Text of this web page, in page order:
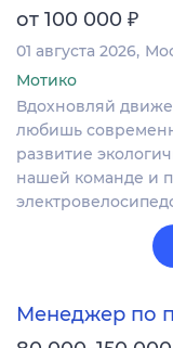
от 100 000 ₽
01 августа 2026
Мотико
Вдохновляй
любишь
развитие
нашей команде и
Менеджер по